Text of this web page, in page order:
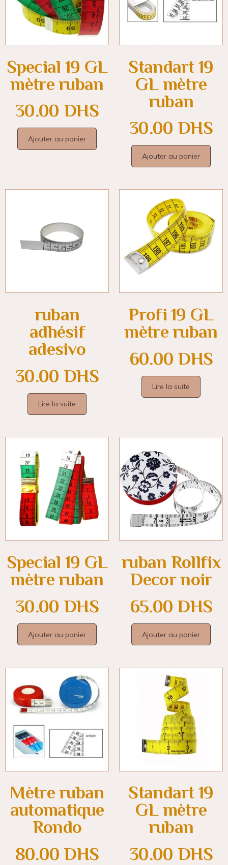
Special 19 GL
mètre ruban
30.00 DHS
Ajouter au panier
Standart 19
GL mètre
ruban
30.00 DHS
Ajouter au panier
ruban
adhésif
adesivo
30.00 DHS
Lire la suite
Profi 19 GL
mètre ruban
60.00 DHS
Lire la suite
Special 19 GL
mètre ruban
30.00 DHS
Ajouter au panier
ruban Rollfix
Decor noir
65.00 DHS
Ajouter au panier
Mètre ruban
automatique
Rondo
80.00 DHS
Standart 19
GL mètre
ruban
30.00 DHS